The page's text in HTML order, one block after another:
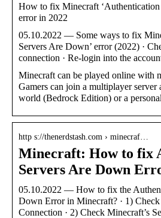
How to fix Minecraft ‘Authentication
error in 2022
05.10.2022 — Some ways to fix
Servers Are Down’ error (2022) ·
connection · Re-login into the
Minecraft can be played online with
Gamers can join a multiplayer server
world (Bedrock Edition) or a
http s://thenerdstash.com › minecraf…
Minecraft: How to fix
Servers Are Down
05.10.2022 — How to fix the
Down Error in Minecraft? · 1)
Connection · 2) Check Minecraft’s